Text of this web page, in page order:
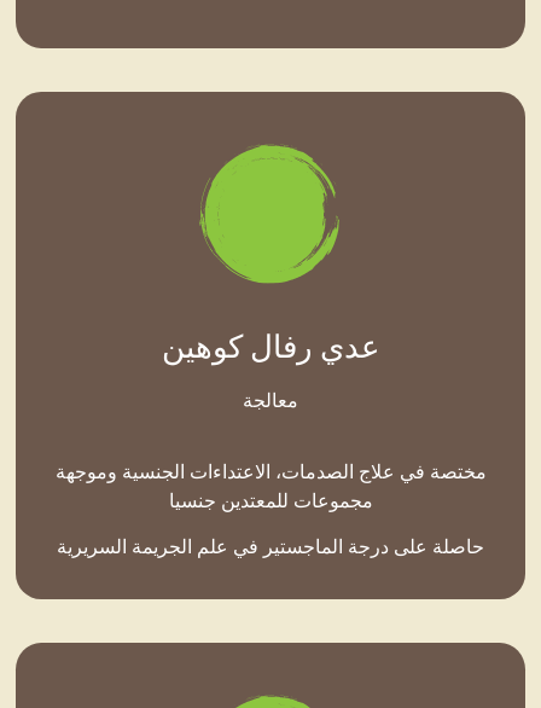
عدي رفال كوهين
معالجة
مختصة في علاج الصدمات، الاعتداءات الجنسية وموجهة
مجموعات للمعتدين جنسيا
حاصلة على درجة الماجستير في علم الجريمة السريرية